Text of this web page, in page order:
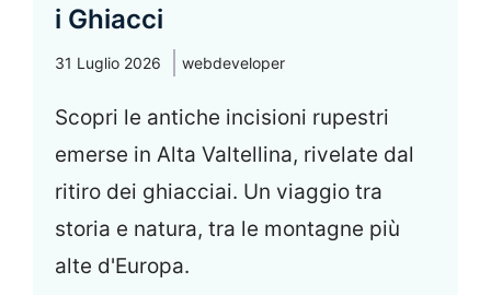
i Ghiacci
31 Luglio 2026 webdeveloper
Scopri le antiche incisioni rupestri
emerse in Alta Valtellina, rivelate dal
ritiro dei ghiacciai. Un viaggio tra
storia e natura, tra le montagne più
alte d'Europa.